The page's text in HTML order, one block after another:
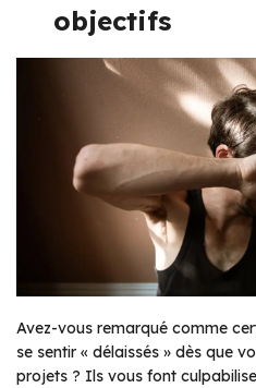
objectifs
Avez-vous remarqué comme
se sentir « délaissés » dès que
projets ? Ils vous font